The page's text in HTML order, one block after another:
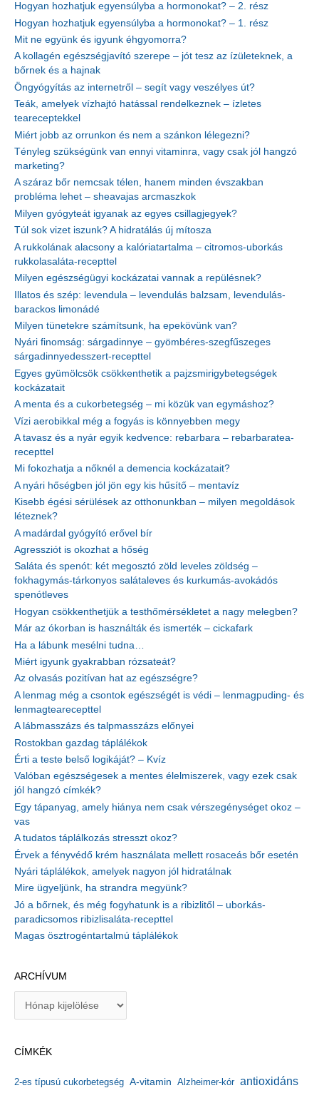
Hogyan hozhatjuk egyensúlyba a hormonokat? – 2. rész
Hogyan hozhatjuk egyensúlyba a hormonokat? – 1. rész
Mit ne együnk és igyunk éhgyomorra?
A kollagén egészségjavító szerepe – jót tesz az ízületeknek, a
bőrnek és a hajnak
Öngyógyítás az internetről – segít vagy veszélyes út?
Teák, amelyek vízhajtó hatással rendelkeznek – ízletes
teareceptekkel
Miért jobb az orrunkon és nem a szánkon lélegezni?
Tényleg szükségünk van ennyi vitaminra, vagy csak jól hangzó
marketing?
A száraz bőr nemcsak télen, hanem minden évszakban
probléma lehet – sheavajas arcmaszkok
Milyen gyógyteát igyanak az egyes csillagjegyek?
Túl sok vizet iszunk? A hidratálás új mítosza
A rukkolának alacsony a kalóriatartalma – citromos-uborkás
rukkolasaláta-recepttel
Milyen egészségügyi kockázatai vannak a repülésnek?
Illatos és szép: levendula – levendulás balzsam, levendulás-
barackos limonádé
Milyen tünetekre számítsunk, ha epekövünk van?
Nyári finomság: sárgadinnye – gyömbéres-szegfűszeges
sárgadinnyedesszert-recepttel
Egyes gyümölcsök csökkenthetik a pajzsmirigybetegségek
kockázatait
A menta és a cukorbetegség – mi közük van egymáshoz?
Vízi aerobikkal még a fogyás is könnyebben megy
A tavasz és a nyár egyik kedvence: rebarbara – rebarbaratea-
recepttel
Mi fokozhatja a nőknél a demencia kockázatait?
A nyári hőségben jól jön egy kis hűsítő – mentavíz
Kisebb égési sérülések az otthonunkban – milyen megoldások
léteznek?
A madárdal gyógyító erővel bír
Agressziót is okozhat a hőség
Saláta és spenót: két megosztó zöld leveles zöldség –
fokhagymás-tárkonyos salátaleves és kurkumás-avokádós
spenótleves
Hogyan csökkenthetjük a testhőmérsékletet a nagy melegben?
Már az ókorban is használták és ismerték – cickafark
Ha a lábunk mesélni tudna…
Miért igyunk gyakrabban rózsateát?
Az olvasás pozitívan hat az egészségre?
A lenmag még a csontok egészségét is védi – lenmagpuding- és
lenmagtearecepttel
A lábmasszázs és talpmasszázs előnyei
Rostokban gazdag táplálékok
Érti a teste belső logikáját? – Kvíz
Valóban egészségesek a mentes élelmiszerek, vagy ezek csak
jól hangzó címkék?
Egy tápanyag, amely hiánya nem csak vérszegénységet okoz –
vas
A tudatos táplálkozás stresszt okoz?
Érvek a fényvédő krém használata mellett rosaceás bőr esetén
Nyári táplálékok, amelyek nagyon jól hidratálnak
Mire ügyeljünk, ha strandra megyünk?
Jó a bőrnek, és még fogyhatunk is a ribizlitől – uborkás-
paradicsomos ribizlisaláta-recepttel
Magas ösztrogéntartalmú táplálékok
ARCHÍVUM
í
u
CÍMKÉK
2-es típusú cukorbetegség A-vitamin Alzheimer-kór antioxidáns